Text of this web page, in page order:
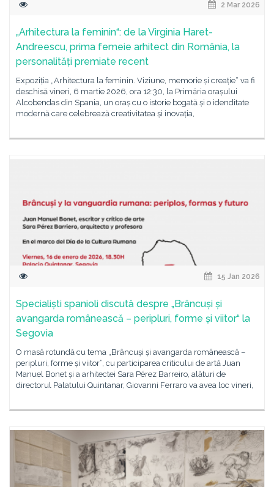
2 Mar 2026
„Arhitectura la feminin“: de la Virginia Haret-
Andreescu, prima femeie arhitect din România, la
personalități premiate recent
Expoziția „Arhitectura la feminin. Viziune, memorie și creație“ va fi
deschisă vineri, 6 martie 2026, ora 12:30, la Primăria orașului
Alcobendas din Spania, un oraș cu o istorie bogată și o idenditate
modernă care celebrează creativitatea și inovația,
15 Jan 2026
Specialiști spanioli discută despre „Brâncuși și
avangarda românească – peripluri, forme și viitor“ la
Segovia
O masă rotundă cu tema „Brâncuși și avangarda românească –
peripluri, forme și viitor”, cu participarea criticului de artă Juan
Manuel Bonet și a arhitectei Sara Pérez Barreiro, alături de
directorul Palatului Quintanar, Giovanni Ferraro va avea loc vineri,